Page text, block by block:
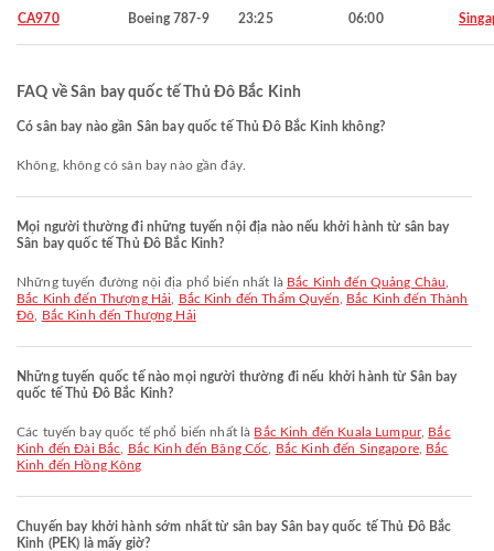
CA970 Boeing 787-9 23:25 06:00
FAQ về Sân bay quốc tế Thủ Đô Bắc Kinh
Có sân bay nào gần Sân bay quốc tế Thủ Đô Bắc Kinh không?
Không, không có sân bay nào gần đây.
Mọi người thường đi những tuyến nội địa nào nếu khởi hành từ sân bay
Sân bay quốc tế Thủ Đô Bắc Kinh?
Những tuyến đường nội địa phổ biến nhất là Bắc Kinh đến Quảng Châu
Bắc Kinh đến Thượng Hải
Bắc Kinh đến Thẩm Quyến
Bắc Kinh đến Thành
Đô
Bắc Kinh đến Thượng Hải
Những tuyến quốc tế nào mọi người thường đi nếu khởi hành từ Sân bay
quốc tế Thủ Đô Bắc Kinh?
Các tuyến bay quốc tế phổ biến nhất là Bắc Kinh đến Kuala Lumpur, Bắc
Kinh đến Đài Bắc
Bắc Kinh đến Băng Cốc Bắc Kinh đến Singapore, Bắc
Kinh đến Hồng Kông
Chuyến bay khởi hành sớm nhất từ sân bay Sân bay quốc tế Thủ Đô Bắc
Kinh (PEK) là mấy giờ?